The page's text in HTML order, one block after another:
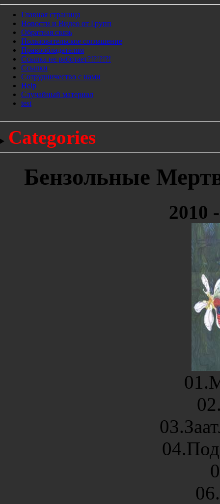
Главная страница
Новости и Видео от Групп
Обратная связь
Пользовательское соглашение
Правообладателям
Ссылка не работает?!?!?!?!
Ссылки
Сотрудничество с нами
Help
Cлучайный материал
test
Categories
Бензольные
2010